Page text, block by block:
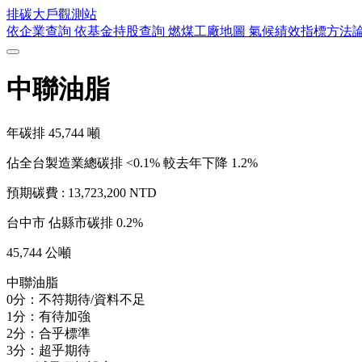
排碳大戶觀測站
依企業查詢 依基金持股查詢 燃煤工廠地圖 氣候績效指標方法
中聯油脂
年碳排 45,744 噸
佔全台製造業總碳排 <0.1% 較去年下降 1.2%
預期碳費 : 13,723,200 NTD
台中市 佔縣市碳排 0.2%
45,744 公噸
中聯油脂
0分：不符期待/資料不足
1分：有待加強
2分：合乎標準
3分：超乎期待